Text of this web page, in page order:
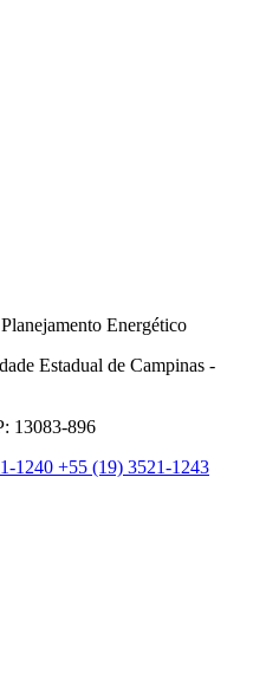
Energético
Estadual de Campinas -
13083-896
1240 +55 (19) 3521-1243